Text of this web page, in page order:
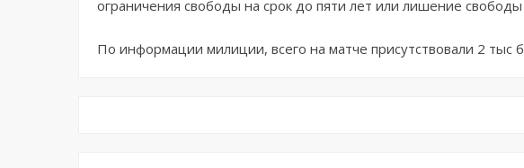
ограничения свободы на срок до пяти лет или лишение
По информации милиции, всего на матче присутствовали 2 тыс